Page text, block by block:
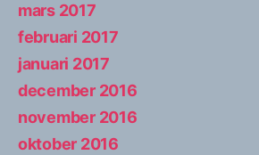
mars 2017
februari 2017
januari 2017
december 2016
november 2016
oktober 2016